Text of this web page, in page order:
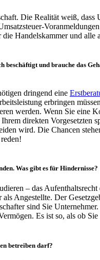
Die Realität weiß,
Handelskammer und alle
beschäftigt und brauche das
dringend eine
erbringen
werden. Wenn Sie eine
direkten Vorgesetzten
wird. Die Chancen
Was gibt es für Hindernisse?
– das
Angestellte. Der
sind Sie
Es ist so, als ob
betreiben darf?